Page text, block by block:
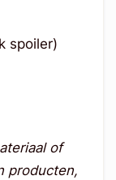
spoiler)
of
producten,